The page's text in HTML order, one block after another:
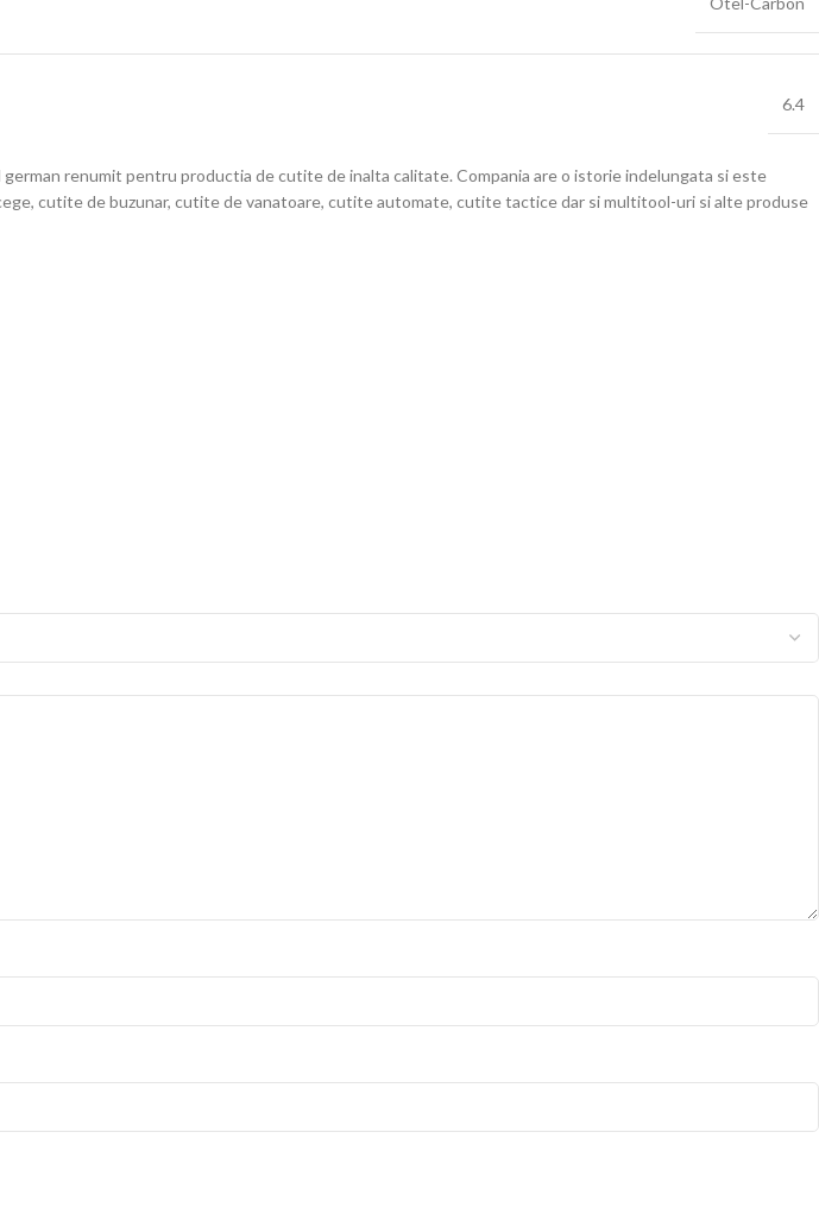
6.4
renumit pentru productia de cutite de inalta calitate. Compania are o istorie indelungata si este
cutite de buzunar, cutite de vanatoare, cutite automate, cutite tactice dar si multitool-uri si alte produse